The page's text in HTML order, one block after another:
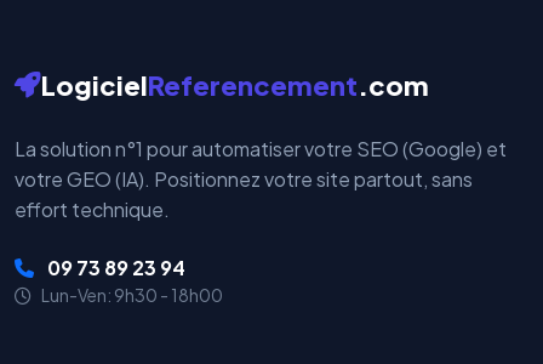
LogicielReferencement.com
La solution n°1 pour automatiser votre SEO (Google) et
votre GEO (IA). Positionnez votre site partout, sans
effort technique.
09 73 89 23 94
Lun-Ven: 9h30 - 18h00